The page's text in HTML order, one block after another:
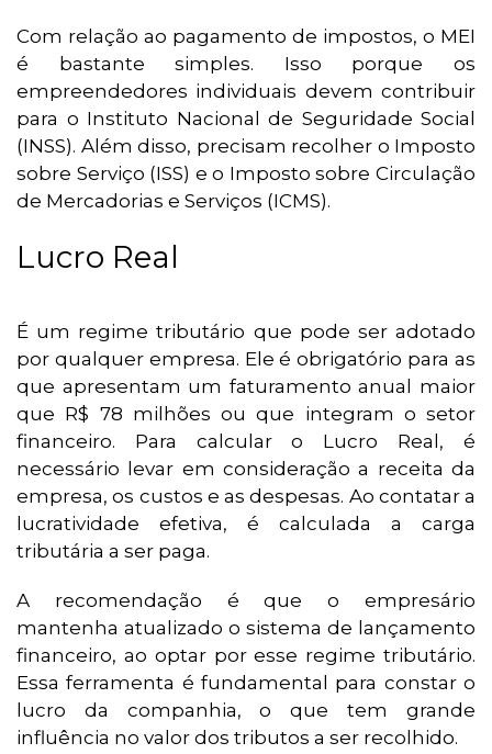
Com relação ao pagamento de impostos, o MEI
é bastante simples. Isso porque os
empreendedores individuais devem contribuir
para o Instituto Nacional de Seguridade Social
(INSS). Além disso, precisam recolher o Imposto
sobre Serviço (ISS) e o Imposto sobre Circulação
de Mercadorias e Serviços (ICMS).
Lucro Real
É um regime tributário que pode ser adotado
por qualquer empresa. Ele é obrigatório para as
que apresentam um faturamento anual maior
que R$ 78 milhões ou que integram o setor
financeiro. Para calcular o Lucro Real, é
necessário levar em consideração a receita da
empresa, os custos e as despesas. Ao contatar a
lucratividade efetiva, é calculada a carga
tributária a ser paga.
A recomendação é que o empresário
mantenha atualizado o sistema de lançamento
financeiro, ao optar por esse regime tributário.
Essa ferramenta é fundamental para constar o
lucro da companhia, o que tem grande
influência no valor dos tributos a ser recolhido.